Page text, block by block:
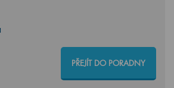
PŘEJÍT DO PORADNY